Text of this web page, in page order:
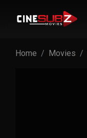
Home Movies